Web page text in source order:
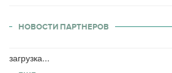
НОВОСТИ ПАРТНЕРОВ
загрузка...